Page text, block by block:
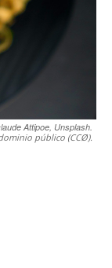
Attipoe, Unsplash.
público (CCØ).